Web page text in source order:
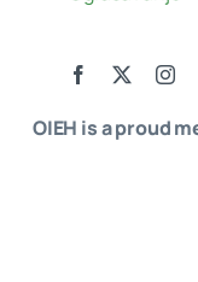
OIEH is a proud